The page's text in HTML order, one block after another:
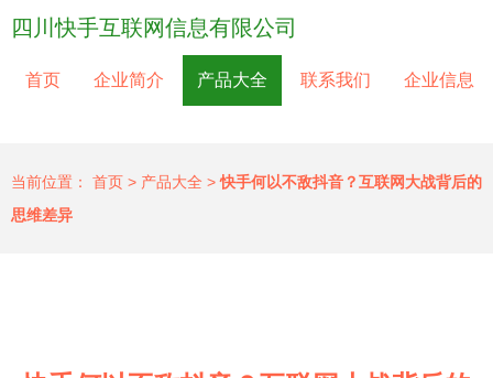
四川快手互联网信息有限公司
首页 企业简介 产品大全 联系我们 企业信息
当前位置： 首页 > 产品大全 > 快手何以不敌抖音？互联网大战背后的
思维差异